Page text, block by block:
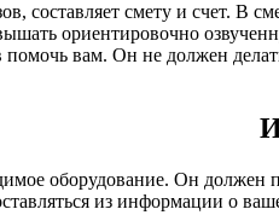
составляет смету и счет. В
ориентировочно
вам. Он не должен
оборудование. Он должен
из информации о